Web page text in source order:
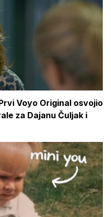
Voyo Original osvojio
za Dajanu Čuljak i